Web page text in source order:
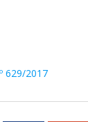
629/2017